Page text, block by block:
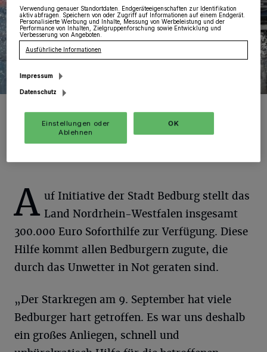
A uf Initiative der Stadt Bedburg stellt das
Land Nordrhein-Westfalen insgesamt
300.000 Euro Soforthilfe zur Verfügung. Diese
Hilfe kommt allen Bedburgern zugute, die
durch das Unwetter in Not geraten sind.
„Der Starkregen am 9. September hat viele
Bedburger hart getroffen. Es war uns deshalb
ein großes Anliegen, schnell und
Verwendung genauer Standortdaten. Endgeräteeigenschaften zur Identifikation
aktiv abfragen. Speichern von oder Zugriff auf Informationen auf einem Endgerät.
Personalisierte Werbung und Inhalte, Messung von Werbeleistung und der
Performance von Inhalten, Zielgruppenforschung sowie Entwicklung und
Verbesserung von Angeboten.
Ausführliche Informationen
Impressum
Datenschutz
Einstellungen oder
Ablehnen
OK